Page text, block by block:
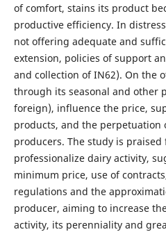
of comfort, stains its product
productive efficiency. In
not offering adequate and
extension, policies of support
and collection of IN62). On the
through its seasonal and other
foreign), influence the price,
products, and the perpetuation
producers. The study is
professionalize dairy activity,
minimum price, use of
regulations and the
producer, aiming to increase
activity, its perenniality and